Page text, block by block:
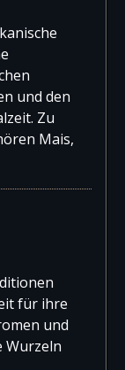
und den
Zu
Mais,
für ihre
und
Wurzeln